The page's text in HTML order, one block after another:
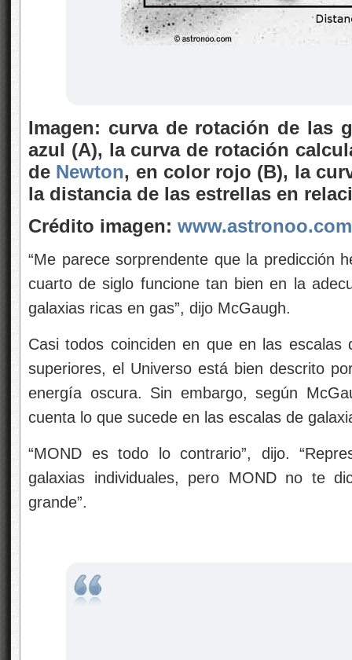
Imagen: curva de rotación de las
azul (A), la curva de rotación
de Newton, en color rojo (B), la
la distancia de las estrellas en
Crédito imagen: www.astronoo.com
“Me parece sorprendente que la predicción
cuarto de siglo funcione tan bien en la
galaxias ricas en gas”, dijo McGaugh.
Casi todos coinciden en que en las escalas
superiores, el Universo está bien descrito
energía oscura. Sin embargo, según
cuenta lo que sucede en las escalas de
“MOND es todo lo contrario”, dijo.
galaxias individuales, pero MOND no te
grande”.